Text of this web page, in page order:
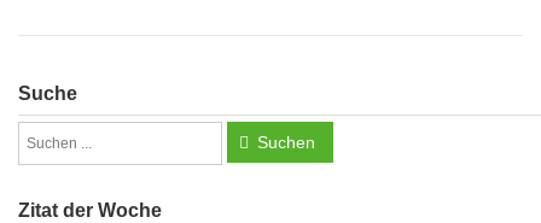
Suche
Suchen
Zitat der Woche